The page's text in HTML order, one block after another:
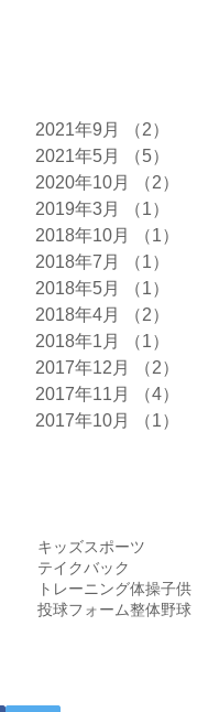
2021年9月 （2）
2021年5月
（5）
2020年10月
（2）
2019年3月
（1）
2018年10月
（1）
2018年7月
（1）
2018年5月
（1）
2018年4月
（2）
2018年1月
（1）
2017年12月
（2）
2017年11月
（4）
2017年10月
（1）
キッズスポーツ
テイクバック
トレーニング体操子供
投球フォーム整体野球